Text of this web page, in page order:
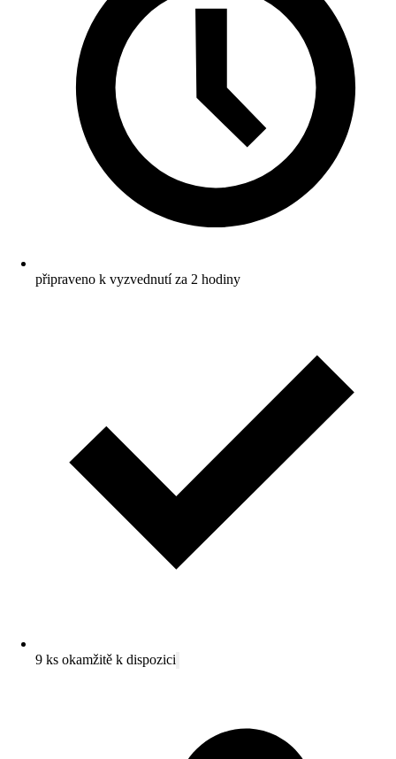
připraveno k vyzvednutí za 2 hodiny
9 ks okamžitě k dispozici